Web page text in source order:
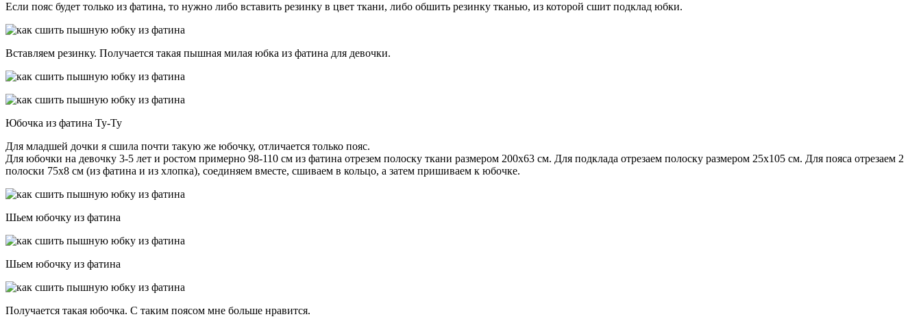
Если пояс будет только из фатина, то нужно либо вставить резинку в цвет ткани, либо обшить резинку тканью, из которой сшит подклад юбки.
Вставляем резинку. Получается такая пышная милая юбка из фатина для девочки.
Юбочка из фатина Ту-Ту
Для младшей дочки я сшила почти такую же юбочку, отличается только пояс.
Для юбочки на девочку 3-5 лет и ростом примерно 98-110 см из фатина отрезем полоску ткани размером 200х63 см. Для подклада отрезаем полоску размером 25х105 см. Для пояса отрезаем 2
полоски 75х8 см (из фатина и из хлопка), соединяем вместе, сшиваем в кольцо, а затем пришиваем к юбочке.
Шьем юбочку из фатина
Шьем юбочку из фатина
Получается такая юбочка. С таким поясом мне больше нравится.